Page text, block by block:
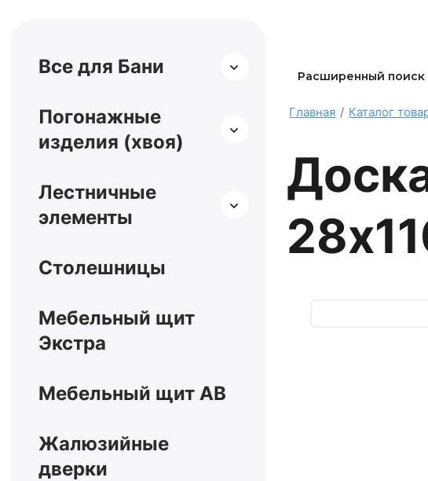
Все для Бани
Погонажные
изделия (хвоя)
Лестничные
элементы
Столешницы
Мебельный щит
Экстра
Мебельный щит АВ
Жалюзийные
дверки
Расширенный поиск
Главная / Каталог